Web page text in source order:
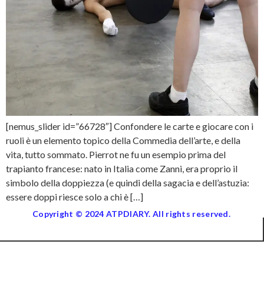
[nemus_slider id=”66728″] Confondere le carte e giocare con i
ruoli è un elemento topico della Commedia dell’arte, e della
vita, tutto sommato. Pierrot ne fu un esempio prima del
trapianto francese: nato in Italia come Zanni, era proprio il
simbolo della doppiezza (e quindi della sagacia e dell’astuzia:
essere doppi riesce solo a chi è […]
Copyright © 2024 ATPDIARY. All rights reserved.